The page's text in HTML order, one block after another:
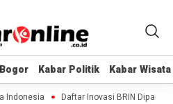
Kabar Politik Kabar Wisata
Kabar Politik Kabar Wisata
Daftar Inovasi BRIN